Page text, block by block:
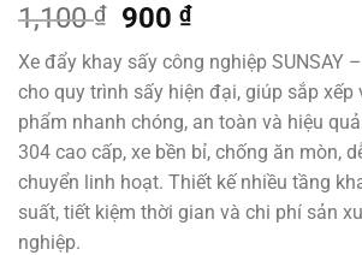
dựa trên
đánh giá
1,100₫
Giá
gốc
là:
1,100 ₫.
900₫Giá
hiện
tại
là:
900 ₫.
Xe đẩy khay sấy công nghiệp SUNSAY
cho quy trình sấy hiện đại, giúp sắp xếp
phẩm nhanh chóng, an toàn và hiệu
304 cao cấp, xe bền bỉ, chống ăn mòn,
chuyển linh hoạt. Thiết kế nhiều tầng
suất, tiết kiệm thời gian và chi phí sản
nghiệp.